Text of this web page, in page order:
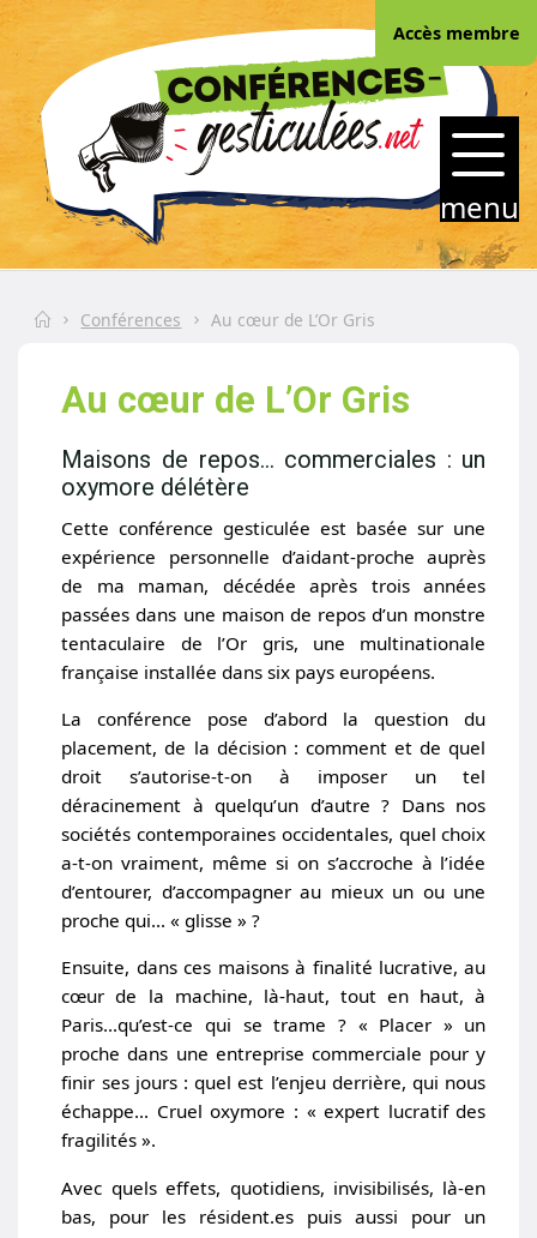
Skip
content
CONFERENCES-
GESTICULEES.NET
menu
Accès membre
HomeConférences Au cœur de L’Or Gris
Au cœur de L’Or Gris
Maisons de repos... commerciales : un
oxymore délétère
Cette conférence gesticulée est basée sur une
expérience personnelle d’aidant-proche auprès
de ma maman, décédée après trois années
passées dans une maison de repos d’un monstre
tentaculaire de l’Or gris, une multinationale
française installée dans six pays européens.
La conférence pose d’abord la question du
placement, de la décision : comment et de quel
droit s’autorise-t-on à imposer un tel
déracinement à quelqu’un d’autre ? Dans nos
sociétés contemporaines occidentales, quel choix
a-t-on vraiment, même si on s’accroche à l’idée
d’entourer, d’accompagner au mieux un ou une
proche qui… « glisse » ?
Ensuite, dans ces maisons à finalité lucrative, au
cœur de la machine, là-haut, tout en haut, à
Paris…qu’est-ce qui se trame ? « Placer » un
proche dans une entreprise commerciale pour y
finir ses jours : quel est l’enjeu derrière, qui nous
échappe… Cruel oxymore : « expert lucratif des
fragilités ».
Avec quels effets, quotidiens, invisibilisés, là-en
bas, pour les résident.es puis aussi pour un